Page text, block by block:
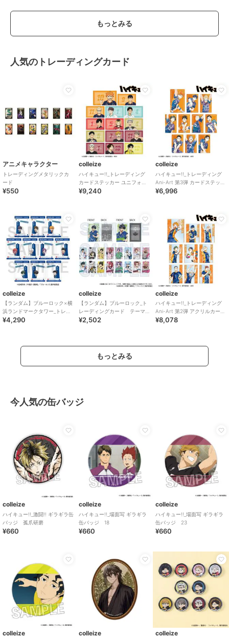
もっとみる
人気のトレーディングカード
アニメキャラクター
トレーディングメタリックカ
ード
¥550
colleize
ハイキュー!!_トレーディング
カードステッカー ユニフォー
ムver.(単位/BOX)
¥9,240
colleize
ハイキュー!!_トレーディング
Ani-Art 第3弾 カードステッカ
ー(単位/BOX)
¥6,996
colleize
【ランダム】ブルーロック×横
浜ランドマークタワー_トレー
ディング SNS風クリアカード
¥4,290
colleize
【ランダム】ブルーロック_ト
レーディングカード テーマ
パークver. 【BOX／5パック
¥2,502
colleize
ハイキュー!!_トレーディング
Ani-Art 第2弾 アクリルカード
(単位/BOX)
¥8,078
もっとみる
今人気の缶バッジ
colleize
ハイキュー!!_激闘!! ギラギラ缶
バッジ 孤爪研磨
¥660
colleize
ハイキュー!!_場面写 ギラギラ
缶バッジ 18
¥660
colleize
ハイキュー!!_場面写 ギラギラ
缶バッジ 23
¥660
colleize colleize colleize